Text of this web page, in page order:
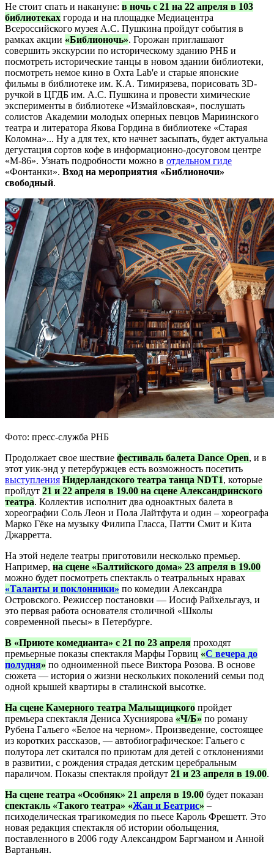
Не стоит спать и накануне: в ночь с 21 на 22 апреля в 103
библиотеках города и на площадке Медиацентра
Всероссийского музея А.С. Пушкина пройдут события в
рамках акции «Библионочь». Горожан приглашают
совершить экскурсии по историческому зданию РНБ и
посмотреть исторические танцы в новом здании библиотеки,
посмотреть немое кино в Охта Lab'е и старые японские
фильмы в библиотеке им. К.А. Тимирязева, порисовать 3D-
ручкой в ЦГДБ им. А.С. Пушкина и провести химические
эксперименты в библиотеке «Измайловская», послушать
солистов Академии молодых оперных певцов Мариинского
театра и литератора Якова Гордина в библиотеке «Старая
Коломна»... Ну а для тех, кто начнет засыпать, будет актуальна
дегустация сортов кофе в информационно-досуговом центре
«М-86». Узнать подробности можно в отдельном гиде
«Фонтанки». Вход на мероприятия «Библионочи»
свободный.
Фото: пресс-служба РНБ
Продолжает свое шествие фестиваль балета Dance Open, и в
этот уик-энд у петербуржцев есть возможность посетить
выступления Нидерландского театра танца NDT1, которые
пройдут 21 и 22 апреля в 19.00 на сцене Александринского
театра. Коллектив исполнит два одноактных балета в
хореографии Соль Леон и Пола Лайтфута и один – хореографа
Марко Гёке на музыку Филипа Гласса, Патти Смит и Кита
Джарретта.
На этой неделе театры приготовили несколько премьер.
Например, на сцене «Балтийского дома» 23 апреля в 19.00
можно будет посмотреть спектакль о театральных нравах
«Таланты и поклонники» по комедии Александра
Островского. Режиссер постановки — Иосиф Райхельгауз, и
это первая работа основателя столичной «Школы
современной пьесы» в Петербурге.
В «Приюте комедианта» с 21 по 23 апреля проходят
премьерные показы спектакля Марфы Горвиц «С вечера до
полудня» по одноименной пьесе Виктора Розова. В основе
сюжета — история о жизни нескольких поколений семьи под
одной крышей квартиры в сталинской высотке.
На сцене Камерного театра Малыщицкого пройдет
премьера спектакля Дениса Хусниярова «Ч/Б» по роману
Рубена Гальего «Белое на черном». Произведение, состоящее
из коротких рассказов, — автобиографическое: Гальего с
полутора лет скитался по приютам для детей с отклонениями
в развитии, с рождения страдая детским церебральным
параличом. Показы спектакля пройдут 21 и 23 апреля в 19.00.
На сцене театра «Особняк» 21 апреля в 19.00 будет показан
спектакль «Такого театра» «Жан и Беатрис» –
психоделическая трагикомедия по пьесе Кароль Фрешетт. Это
новая редакция спектакля об истории обольщения,
поставленного в 2006 году Александром Баргманом и Анной
Вартаньян.